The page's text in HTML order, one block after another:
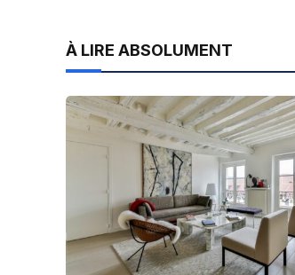
À LIRE ABSOLUMENT